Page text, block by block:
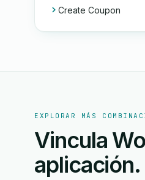
Create Coupon
EXPLORAR MÁS
Vincula
aplicación.